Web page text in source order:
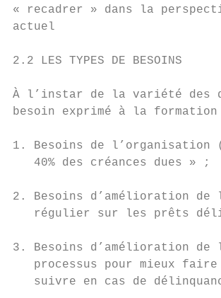
« recadrer » dans la
actuel
2.2 LES TYPES DE BESOINS
À l’instar de la variété des
besoin exprimé à la
1. Besoins de
   40% des créances dues » ;
2. Besoins d’amélioration
régulier sur les prêts
3. Besoins d’amélioration
processus pour mieux
suivre en cas de